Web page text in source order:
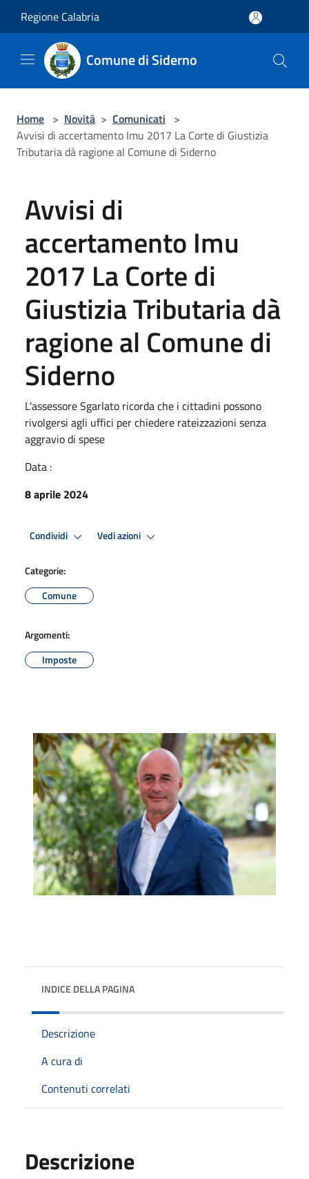
Regione Calabria
Comune di Siderno
Home > Novità > Comunicati >
Avvisi di accertamento Imu 2017 La Corte di Giustizia
Tributaria dà ragione al Comune di Siderno
Avvisi di
accertamento Imu
2017 La Corte di
Giustizia Tributaria dà
ragione al Comune di
Siderno
L'assessore Sgarlato ricorda che i cittadini possono
rivolgersi agli uffici per chiedere rateizzazioni senza
aggravio di spese
Data :
8 aprile 2024
Condividi Vedi azioni
Categorie:
Comune
Argomenti:
Imposte
INDICE DELLA PAGINA
Descrizione
A cura di
Contenuti correlati
Descrizione